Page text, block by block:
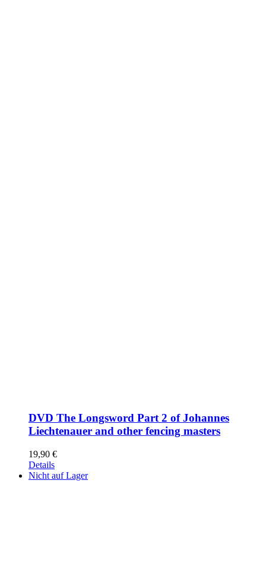
DVD The Longsword Part 2 of Johannes
Liechtenauer and other fencing masters
19,90 €
Details
Nicht auf Lager